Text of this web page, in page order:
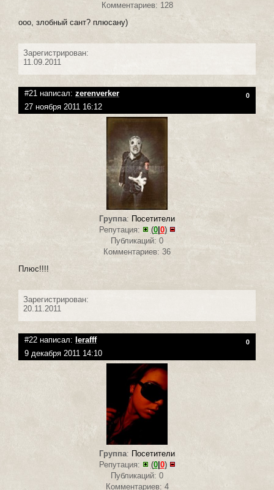
Комментариев: 128
ооо, злобный сант? плюсану)
Зарегистрирован:
11.09.2011
#21 написал: zerenverker 0
27 ноября 2011 16:12
Группа: Посетители
Репутация:
(0| 0)
Публикаций: 0
Комментариев: 36
Плюс!!!!
Зарегистрирован:
20.11.2011
#22 написал: lerafff 0
9 декабря 2011 14:10
Группа: Посетители
Репутация:
(0| 0)
Публикаций: 0
Комментариев: 4